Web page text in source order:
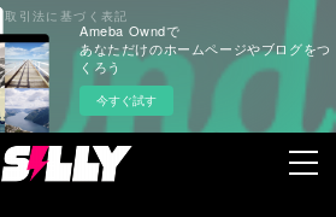
Ameba Owndで
あなただけのホームページやブログをつ
くろう
今すぐ試す
取引法に基づく表記